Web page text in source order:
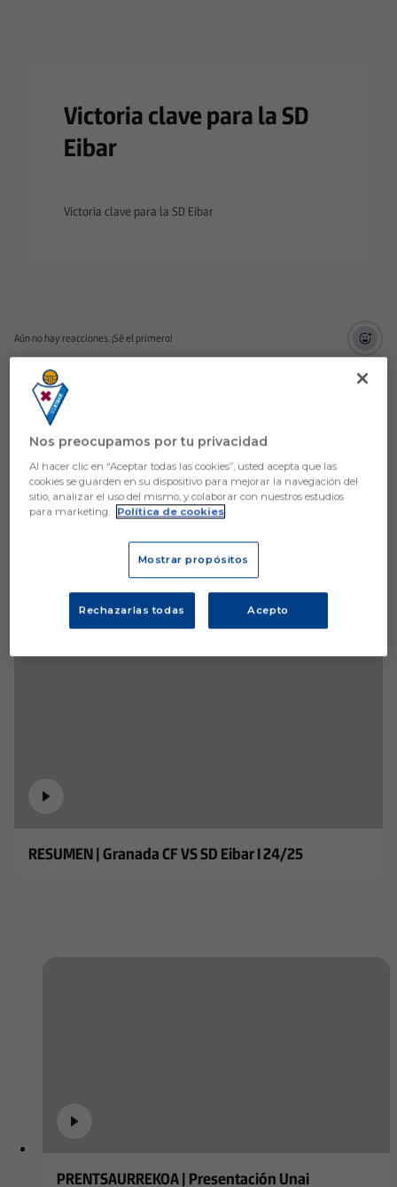
Victoria clave para la SD
Eibar
Victoria clave para la SD Eibar
Aún no hay reacciones. ¡Sé el primero!
RESUMEN | Granada CF VS SD Eibar I 24/25
PRENTSAURREKOA | Presentación Unai
Nos preocupamos por tu privacidad
Al hacer clic en “Aceptar todas las cookies”, usted acepta que las
cookies se guarden en su dispositivo para mejorar la navegación del
sitio, analizar el uso del mismo, y colaborar con nuestros estudios
para marketing.
Política de cookies
Mostrar propósitos
Rechazarlas todas Acepto